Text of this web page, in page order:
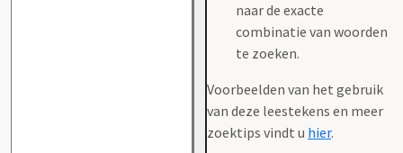
naar de exacte
combinatie van woorden
te zoeken.
Voorbeelden van het gebruik
van deze leestekens en meer
zoektips vindt u hier.